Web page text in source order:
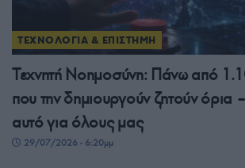
ΤΕΧΝΟΛΟΓΙΑ & ΕΠΙΣΤΗΜΗ
Τεχνητή Νοημοσύνη: Πάνω από
που την δημιουργούν ζητούν όρια –
αυτό για όλους μας
29/07/2026 - 6:20μμ